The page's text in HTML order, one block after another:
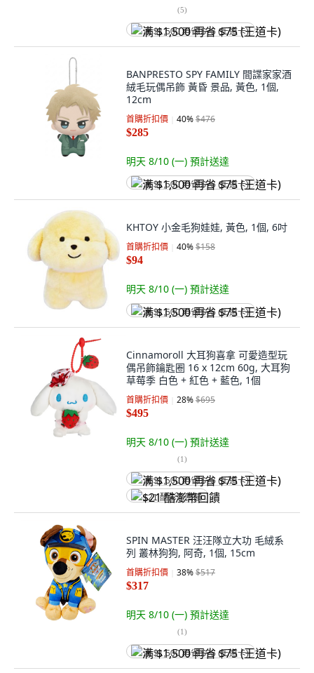
(5)
满 $1,500 再省 $75 (王道卡)
BANPRESTO SPY FAMILY 間諜家家酒
絨毛玩偶吊飾 黃昏 景品, 黃色, 1個,
12cm
首購折扣價 40%$476
$285
明天 8/10 (一) 預計送達
满 $1,500 再省 $75 (王道卡)
KHTOY 小金毛狗娃娃, 黃色, 1個, 6吋
首購折扣價 40%$158
$94
明天 8/10 (一) 預計送達
满 $1,500 再省 $75 (王道卡)
Cinnamoroll 大耳狗喜拿 可愛造型玩
偶吊飾鑰匙圈 16 x 12cm 60g, 大耳狗
草莓季 白色 + 紅色 + 藍色, 1個
首購折扣價 28%$695
$495
明天 8/10 (一) 預計送達
(1)
满 $1,500 再省 $75 (王道卡)
$21 酷澎幣回饋
SPIN MASTER 汪汪隊立大功 毛絨系
列 叢林狗狗, 阿奇, 1個, 15cm
首購折扣價 38%$517
$317
明天 8/10 (一) 預計送達
(1)
满 $1,500 再省 $75 (王道卡)